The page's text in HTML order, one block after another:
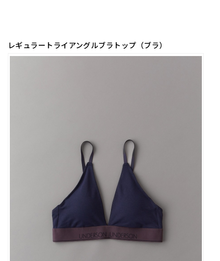
レギュラートライアングルブラトップ （ブラ）